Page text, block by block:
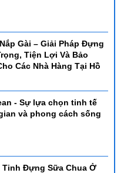
Gài – Giải Pháp Đựng
Tiện Lợi Và Bảo
Các Nhà Hàng Tại Hồ
- Sự lựa chọn tinh tế
và phong cách sống
Tinh Đựng Sữa Chua Ở